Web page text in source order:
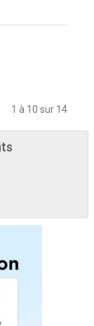
1 à 10 sur 14